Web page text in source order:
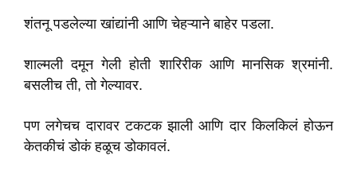
शंतनू पडलेल्या खांद्यांनी आणि चेहऱ्याने बाहेर पडला.
शाल्मली दमून गेली होती शारिरीक आणि मानसिक श्रमांनी.
बसलीच ती, तो गेल्यावर.
पण लगेचच दारावर टकटक झाली आणि दार किलकिलं होऊन
केतकीचं डोकं हळूच डोकावलं.